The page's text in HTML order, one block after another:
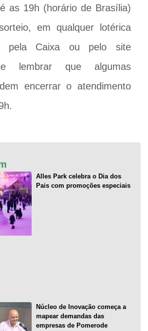
as 19h (horário de Brasília)
em qualquer lotérica
pela Caixa ou pelo site
lembrar que algumas
encerrar o atendimento
Alles Park celebra o Dia dos
Pais com promoções especiais
Núcleo de Inovação começa a
mapear demandas das
empresas de Pomerode